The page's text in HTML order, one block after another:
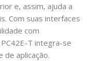
e, assim, ajuda a
Com suas interfaces
com
T integra-se
aplicação.